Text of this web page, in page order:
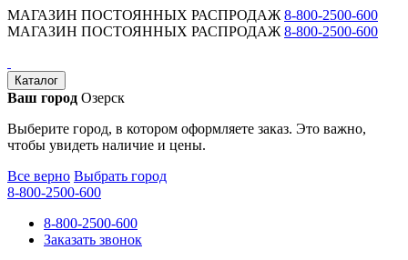
МАГАЗИН ПОСТОЯННЫХ РАСПРОДАЖ 8-800-2500-600
МАГАЗИН ПОСТОЯННЫХ РАСПРОДАЖ 8-800-2500-600
Каталог
Ваш город Озерск
Выберите город, в котором оформляете заказ. Это важно,
чтобы увидеть наличие и цены.
Все верно Выбрать город
8-800-2500-600
8-800-2500-600
Заказать звонок